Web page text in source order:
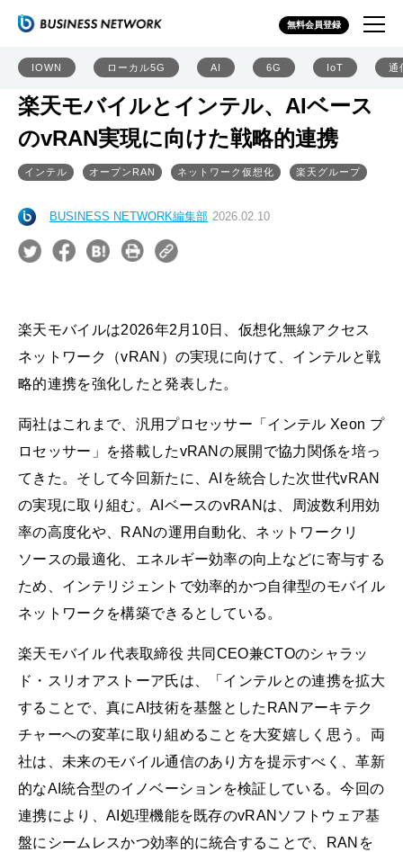
無料会員登録
IOWN ローカル5G AI 6G IoT 通
楽天モバイルとインテル、AIベース
のvRAN実現に向けた戦略的連携
インテル オープンRAN ネットワーク仮想化 楽天グループ
BUSINESS NETWORK編集部 2026.02.10
楽天モバイルは2026年2月10日、仮想化無線アクセス
ネットワーク（vRAN）の実現に向けて、インテルと戦
略的連携を強化したと発表した。
両社はこれまで、汎用プロセッサー「インテル Xeon プ
ロセッサー」を搭載したvRANの展開で協力関係を培っ
てきた。そして今回新たに、AIを統合した次世代vRAN
の実現に取り組む。AIベースのvRANは、周波数利用効
率の高度化や、RANの運用自動化、ネットワークリ
ソースの最適化、エネルギー効率の向上などに寄与する
ため、インテリジェントで効率的かつ自律型のモバイル
ネットワークを構築できるとしている。
楽天モバイル 代表取締役 共同CEO兼CTOのシャラッ
ド・スリオアストーア氏は、「インテルとの連携を拡大
することで、真にAI技術を基盤としたRANアーキテク
チャーへの変革に取り組めることを大変嬉しく思う。両
社は、未来のモバイル通信のあり方を提示すべく、革新
的なAI統合型のイノベーションを検証している。今回の
連携により、AI処理機能を既存のvRANソフトウェア基
盤にシームレスかつ効率的に統合することで、RANを